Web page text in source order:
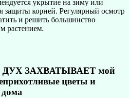
укрытие на зиму или
защиты корней. Регулярный осмотр
и решить большинство
растением.
ЗАХВАТЫВАЕТ мой
цветы и
дома